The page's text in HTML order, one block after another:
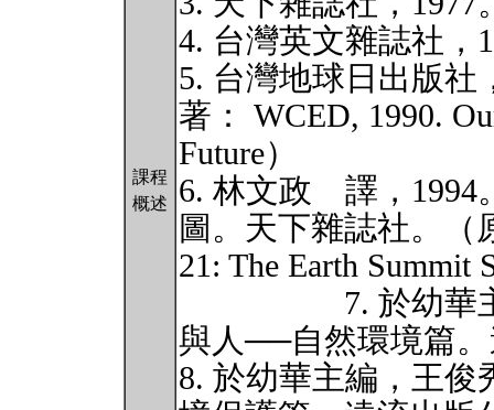
課程
概述
4. 台灣英文雜誌社，
5. 台灣地球日出版社
著： WCED, 1990.
Future）
6. 林文政 譯，1994
圖。天下雜誌社。（
21: The Earth Summit
7. 於幼華主編
與人──自然環境篇
8. 於幼華主編，王